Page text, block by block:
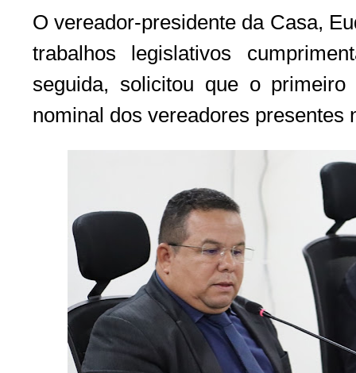
O vereador-presidente da Casa,
trabalhos legislativos
seguida, solicitou que o
nominal dos vereadores presentes